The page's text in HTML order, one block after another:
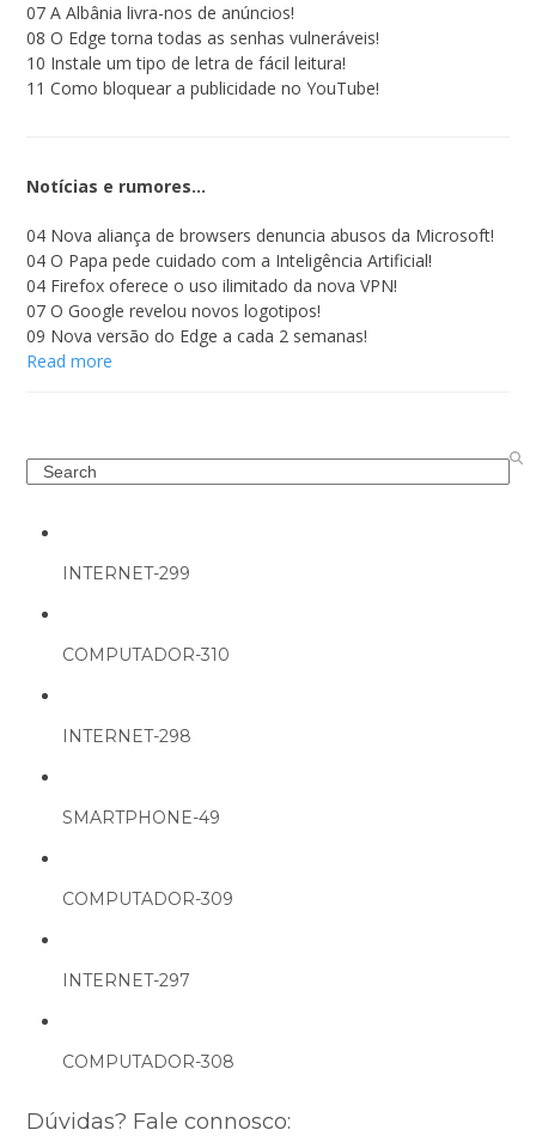
07 A Albânia livra-nos de anúncios!
08 O Edge torna todas as senhas vulneráveis!
10 Instale um tipo de letra de fácil leitura!
11 Como bloquear a publicidade no YouTube!
Notícias e rumores…
04 Nova aliança de browsers denuncia abusos da Microsoft!
04 O Papa pede cuidado com a Inteligência Artificial!
04 Firefox oferece o uso ilimitado da nova VPN!
07 O Google revelou novos logotipos!
09 Nova versão do Edge a cada 2 semanas!
Read more
Search
INTERNET-299
COMPUTADOR-310
INTERNET-298
SMARTPHONE-49
COMPUTADOR-309
INTERNET-297
COMPUTADOR-308
Dúvidas? Fale connosco: